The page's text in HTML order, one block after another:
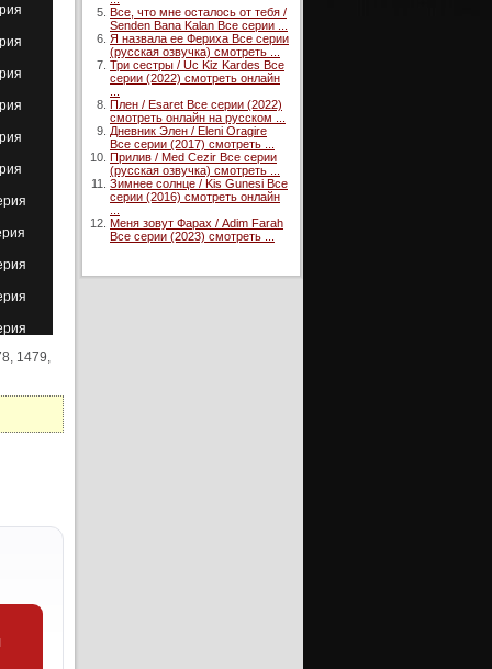
1479,
Все, что мне осталось от тебя /
Senden Bana Kalan Все серии ...
Я назвала ее Фериха Все серии
(русская озвучка) смотреть ...
Три сестры / Uc Kiz Kardes Все
серии (2022) смотреть онлайн
Плен / Esaret Все серии (2022)
смотреть онлайн на русском ...
Дневник Элен / Eleni Oragire
Все серии (2017) смотреть ...
Прилив / Med Cezir Все серии
(русская озвучка) смотреть ...
Зимнее солнце / Kis Gunesi Все
серии (2016) смотреть онлайн
Меня зовут Фарах / Adim Farah
Все серии (2023) смотреть ...